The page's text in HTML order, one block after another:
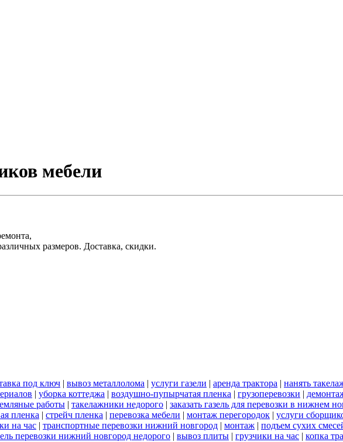
мебели
размеров. Доставка, скидки.
под ключ | вывоз металлолома | услуги газели | аренда трактора | нанять
| уборка коттеджа | воздушно-пупырчатая пленка | грузоперевозки |
работы | такелажники недорого | заказать газель для перевозки в нижнем
пленка | стрейч пленка | перевозка мебели | монтаж перегородок | услуги
на час | транспортные перевозки нижний новгород | монтаж | подъем сухих
перевозки нижний новгород недорого | вывоз плиты | грузчики на час | копка